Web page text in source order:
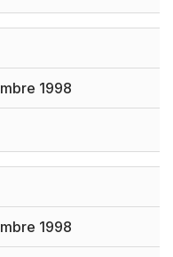
1998
1998